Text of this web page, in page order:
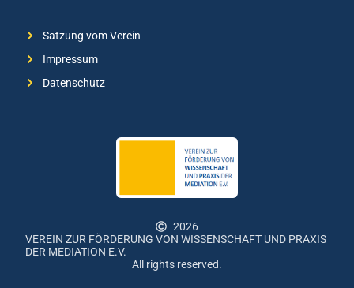
2026
VEREIN ZUR FÖRDERUNG VON WISSENSCHAFT UND PRAXIS
DER MEDIATION E.V.
All rights reserved.
Satzung vom Verein
Impressum
Datenschutz